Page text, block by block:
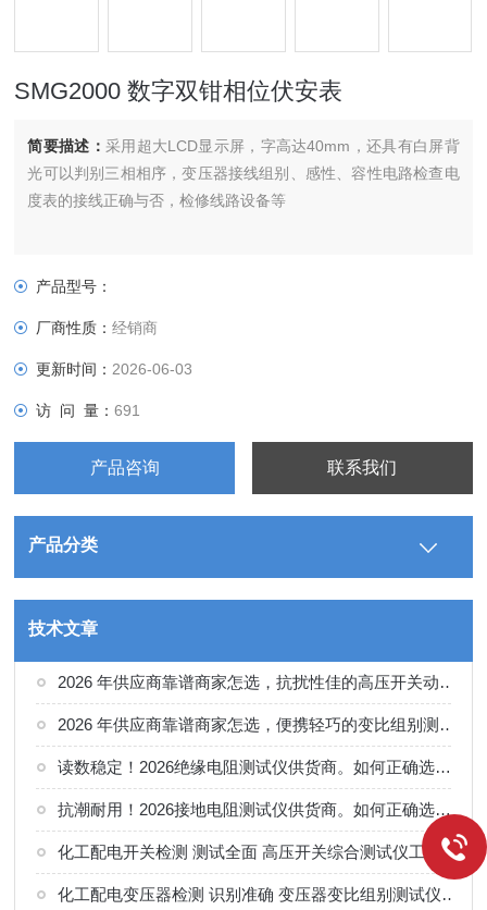
SMG2000 数字双钳相位伏安表
简要描述： 采用超大LCD显示屏，字高达40mm，还具有白屏背
光可以判别三相相序，变压器接线组别、感性、容性电路检查电
度表的接线正确与否，检修线路设备等
产品型号：
厂商性质：经销商
更新时间： 2026-06-03
访 问 量：691
产品咨询 联系我们
产品分类
技术文章
2026 年供应商靠谱商家怎选，抗扰性佳的高压开关动特性测试仪供应商甄别
2026 年供应商靠谱商家怎选，便携轻巧的变比组别测试仪选购指南
读数稳定！2026绝缘电阻测试仪供货商。如何正确选择适合的厂家
抗潮耐用！2026接地电阻测试仪供货商。如何正确选择适合的厂家
化工配电开关检测 测试全面 高压开关综合测试仪工况选型参考
化工配电变压器检测 识别准确 变压器变比组别测试仪工况选型参考